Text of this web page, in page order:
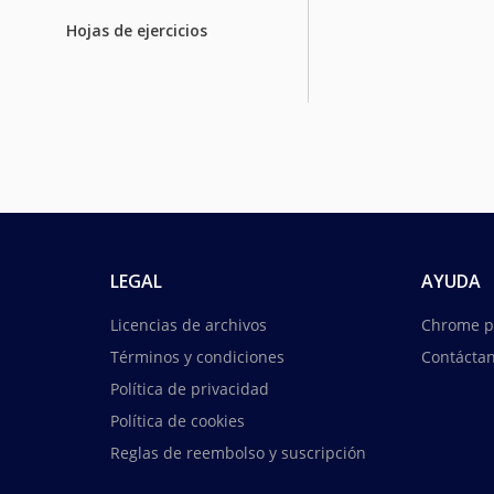
Hojas de ejercicios
LEGAL
Licencias de archivos
Términos y condiciones
Política de privacidad
Política de cookies
Reglas de reembolso y suscripción
AYUDA
Chrome